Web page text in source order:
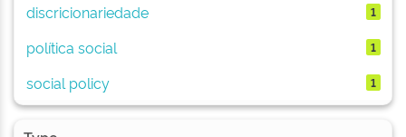
discricionariedade 1
política social 1
social policy 1